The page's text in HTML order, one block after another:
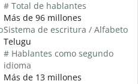
# Total de hablantes
Más de 96 millones
Sistema de escritura / Alfabeto
Telugu
# Hablantes como segundo
idioma
Más de 13 millones